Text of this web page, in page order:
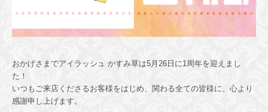
おかげさまでアイラッシュ かすみ草は5月26日に1周年を迎えまし
た！
いつもご来店くださるお客様をはじめ、関わる全ての皆様に、心より
感謝申し上げます。